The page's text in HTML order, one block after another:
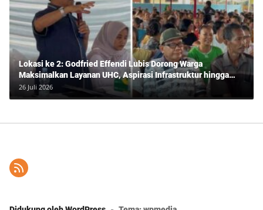
Lokasi ke 2: Godfried Effendi Lubis Dorong Warga
Maksimalkan Layanan UHC, Aspirasi Infrastruktur hingga
Pendidikan Mengemuka dalam Reses Medan Amplas
26 Juli 2026